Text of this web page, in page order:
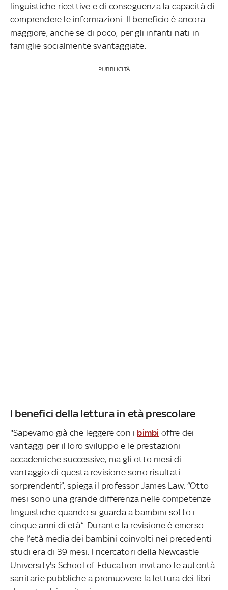
linguistiche ricettive e di conseguenza la capacità di
comprendere le informazioni. Il beneficio è ancora
maggiore, anche se di poco, per gli infanti nati in
famiglie socialmente svantaggiate.
PUBBLICITÀ
I benefici della lettura in età prescolare
"Sapevamo già che leggere con i bimbi offre dei
vantaggi per il loro sviluppo e le prestazioni
accademiche successive, ma gli otto mesi di
vantaggio di questa revisione sono risultati
sorprendenti”, spiega il professor James Law. “Otto
mesi sono una grande differenza nelle competenze
linguistiche quando si guarda a bambini sotto i
cinque anni di età”. Durante la revisione è emerso
che l’età media dei bambini coinvolti nei precedenti
studi era di 39 mesi. I ricercatori della Newcastle
University's School of Education invitano le autorità
sanitarie pubbliche a promuovere la lettura dei libri